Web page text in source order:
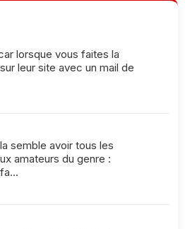
lorsque vous faites la
leur site avec un mail de
semble avoir tous les
amateurs du genre :